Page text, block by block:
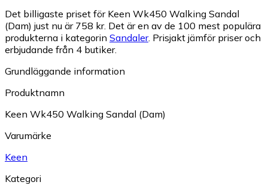
Det billigaste priset för Keen Wk450 Walking Sandal
(Dam) just nu är 758 kr. Det är en av de 100 mest populära
produkterna i kategorin Sandaler. Prisjakt jämför priser och
erbjudande från 4 butiker.
Grundläggande information
Produktnamn
Keen Wk450 Walking Sandal (Dam)
Varumärke
Keen
Kategori